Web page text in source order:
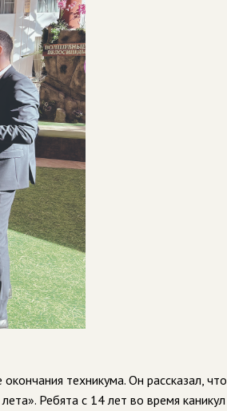
техникума. Он рассказал, что
Ребята с 14 лет во время каникул